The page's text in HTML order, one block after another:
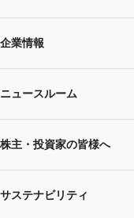
企業情報
企業情報トップ
SUBARUのありたい姿
SUBARU 2025方針
ニュースルーム
ニュースルームトップ
ニュースリリース
株主・投資家の皆様へ
株主・投資家の皆様へトップ
サステナビリティ